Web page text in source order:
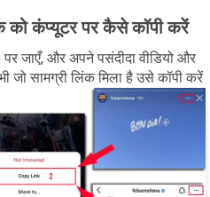
कंप्यूटर पर कैसे कॉपी करें
जाएँ, और अपने पसंदीदा वीडियो और
जो सामग्री लिंक मिला है उसे कॉपी करें